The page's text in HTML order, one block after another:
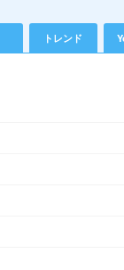
トレンド